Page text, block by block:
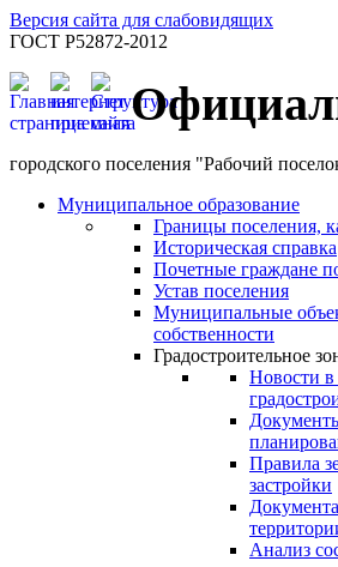
Версия сайта для слабовидящих
ГОСТ Р52872-2012
городского поселения "Рабочий
Муниципальное образование
Границы поселения,
Историческая справка
Почетные граждане
Устав поселения
Муниципальные
собственности
Градостроительное
Новости в
Правила
застройки
Анализ